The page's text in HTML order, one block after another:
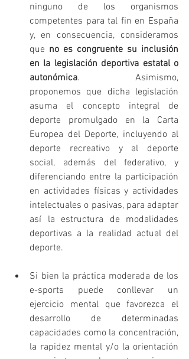
ninguno de los organismos
competentes para tal fin en España
y, en consecuencia, consideramos
que no es congruente su inclusión
en la legislación deportiva estatal o
autonómica. Asimismo,
proponemos que dicha legislación
asuma el concepto integral de
deporte promulgado en la Carta
Europea del Deporte, incluyendo al
deporte recreativo y al deporte
social, además del federativo, y
diferenciando entre la participación
en actividades físicas y actividades
intelectuales o pasivas, para adaptar
así la estructura de modalidades
deportivas a la realidad actual del
deporte.
Si bien la práctica moderada de los
e-sports puede conllevar un
ejercicio mental que favorezca el
desarrollo de determinadas
capacidades como la concentración,
la rapidez mental y/o la orientación